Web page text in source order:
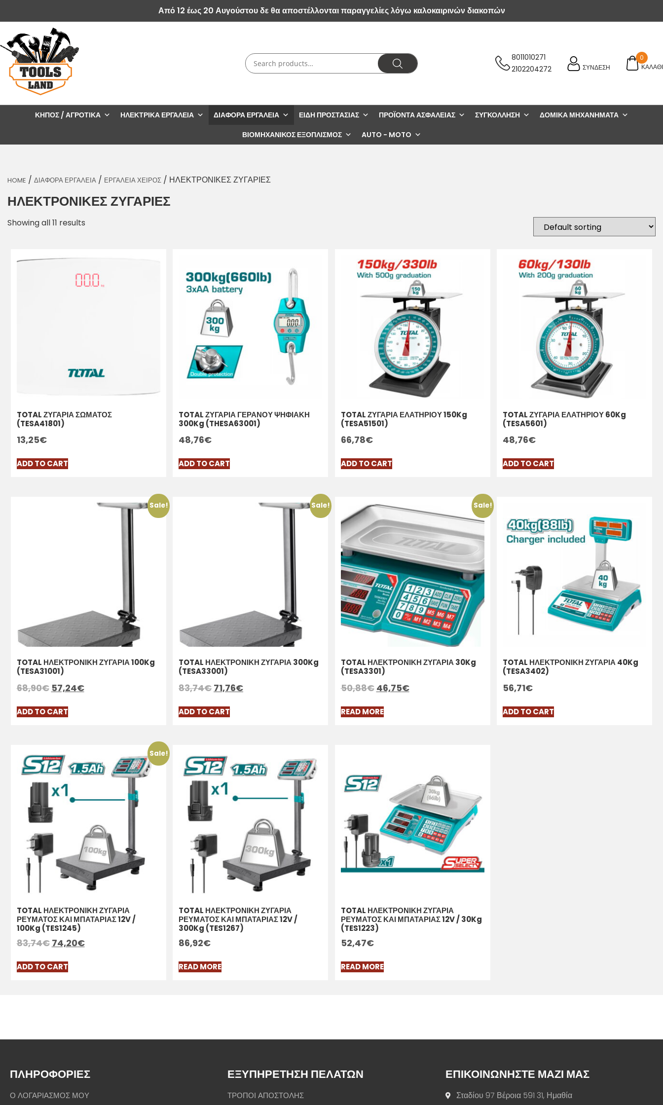
Από 12 έως 20 Αυγούστου δε θα αποστέλλονται παραγγελίες λόγω καλοκαιρινών διακοπών
8011010271
2102204272
ΣΥΝΔΕΣΗ ΚΑΛΑΘΙ
0
ΚΉΠΟΣ / ΑΓΡΟΤΙΚΆ ΗΛΕΚΤΡΙΚΆ ΕΡΓΑΛΕΊΑ ΔΙΆΦΟΡΑ ΕΡΓΑΛΕΊΑ ΕΊΔΗ ΠΡΟΣΤΑΣΊΑΣ ΠΡΟΪΌΝΤΑ ΑΣΦΑΛΕΊΑΣ ΣΥΓΚΌΛΛΗΣΗ
ΔΟΜΙΚΆ ΜΗΧΑΝΉΜΑΤΑ
ΒΙΟΜΗΧΑΝΙΚΌΣ ΕΞΟΠΛΙΣΜΌΣ
AUTO - MOTO
HOME / ΔΙΑΦΟΡΑ ΕΡΓΑΛΕΙΑ / ΕΡΓΑΛΕΙΑ ΧΕΙΡΟΣ / ΗΛΕΚΤΡΟΝΙΚΕΣ ΖΥΓΑΡΙΕΣ
ΗΛΕΚΤΡΟΝΙΚΕΣ ΖΥΓΑΡΙΕΣ
Showing all 11 results
TOTAL ΖΥΓΑΡΙΑ ΣΩΜΑΤΟΣ
(TESA41801)
13,25€
ADD TO CART
TOTAL ΖΥΓΑΡΙΑ ΓΕΡΑΝΟΥ ΨΗΦΙΑΚΗ
300Kg (THESA63001)
48,76€
ADD TO CART
TOTAL ΖΥΓΑΡΙΑ ΕΛΑΤΗΡΙΟΥ 150Kg
(TESA51501)
66,78€
ADD TO CART
TOTAL ΖΥΓΑΡΙΑ ΕΛΑΤΗΡΙΟΥ 60Kg
(TESA5601)
48,76€
ADD TO CART
Sale!
TOTAL ΗΛΕΚΤΡΟΝΙΚΗ ΖΥΓΑΡΙΑ 100Kg
(TESA31001)
68,90€ 57,24€
ADD TO CART
Sale!
TOTAL ΗΛΕΚΤΡΟΝΙΚΗ ΖΥΓΑΡΙΑ 300Kg
(TESA33001)
83,74€ 71,76€
ADD TO CART
Sale!
TOTAL ΗΛΕΚΤΡΟΝΙΚΗ ΖΥΓΑΡΙΑ 30Kg
(TESA3301)
50,88€ 46,75€
READ MORE
TOTAL ΗΛΕΚΤΡΟΝΙΚΗ ΖΥΓΑΡΙΑ 40Kg
(TESA3402)
56,71€
ADD TO CART
Sale!
TOTAL ΗΛΕΚΤΡΟΝΙΚΗ ΖΥΓΑΡΙΑ
ΡΕΥΜΑΤΟΣ ΚΑΙ ΜΠΑΤΑΡΙΑΣ 12V /
100Kg (TES1245)
83,74€ 74,20€
ADD TO CART
TOTAL ΗΛΕΚΤΡΟΝΙΚΗ ΖΥΓΑΡΙΑ
ΡΕΥΜΑΤΟΣ ΚΑΙ ΜΠΑΤΑΡΙΑΣ 12V /
300Kg (TES1267)
86,92€
READ MORE
TOTAL ΗΛΕΚΤΡΟΝΙΚΗ ΖΥΓΑΡΙΑ
ΡΕΥΜΑΤΟΣ ΚΑΙ ΜΠΑΤΑΡΙΑΣ 12V / 30Kg
(TES1223)
52,47€
READ MORE
ΠΛΗΡΟΦΟΡΙΕΣ
Ο ΛΟΓΑΡΙΑΣΜΟΣ ΜΟΥ
ΕΞΥΠΗΡΕΤΗΣΗ ΠΕΛΑΤΩΝ
ΤΡΟΠΟΙ ΑΠΟΣΤΟΛΗΣ
ΕΠΙΚΟΙΝΩΝΗΣΤΕ ΜΑΖΙ ΜΑΣ
Σταδίου 97 Βέροια 591 31, Ημαθία